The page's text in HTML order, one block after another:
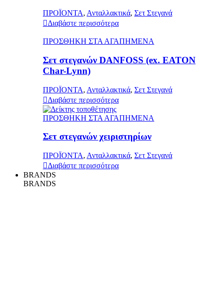
ΠΡΟΪΟΝΤΑ, Ανταλλακτικά, Σετ Στεγανά
Διαβάστε περισσότερα
ΠΡΟΣΘΗΚΗ ΣΤΑ ΑΓΑΠΗΜΕΝΑ
Σετ στεγανών DANFOSS (ex. EATON
Char-Lynn)
ΠΡΟΪΟΝΤΑ, Ανταλλακτικά, Σετ Στεγανά
Διαβάστε περισσότερα
ΠΡΟΣΘΗΚΗ ΣΤΑ ΑΓΑΠΗΜΕΝΑ
Σετ στεγανών χειριστηρίων
ΠΡΟΪΟΝΤΑ, Ανταλλακτικά, Σετ Στεγανά
Διαβάστε περισσότερα
BRANDS
BRANDS